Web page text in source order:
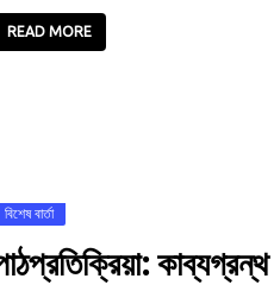
READ MORE
বিশেষ বার্তা